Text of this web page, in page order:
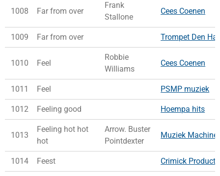
1008 Far from over
Frank
Stallone
Cees Coenen
1009 Far from over Trompet Den
1010 Feel
Robbie
Williams
Cees Coenen
1011 Feel PSMP muziek
1012 Feeling good Hoempa hits
1013
Feeling hot hot
hot
Arrow. Buster
Pointdexter
Muziek Machine
1014 Feest Crimick